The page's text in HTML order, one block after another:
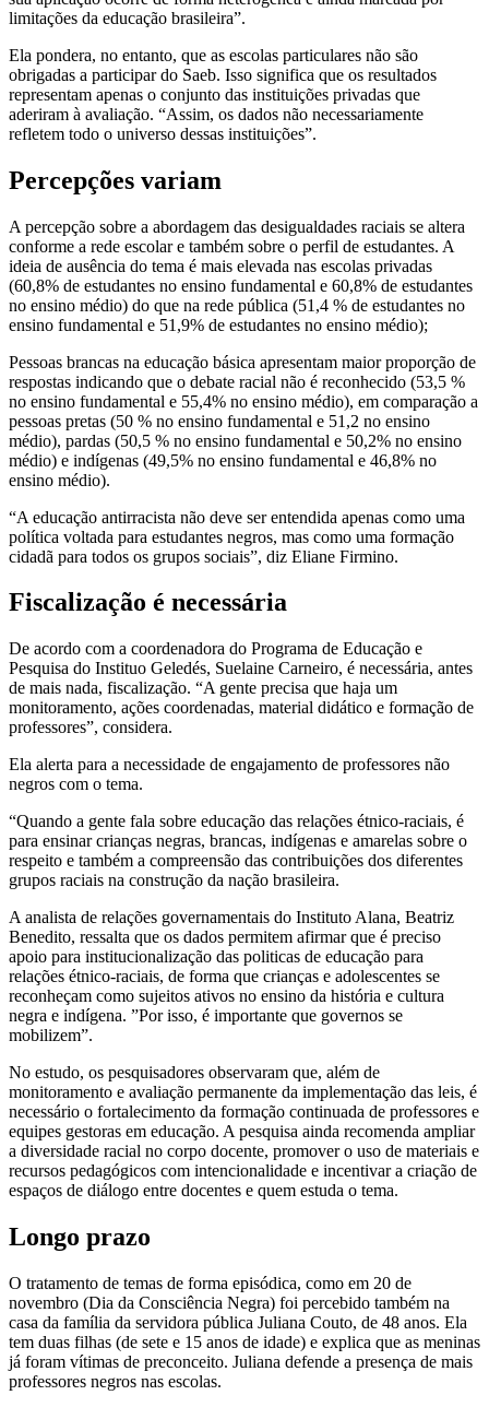
limitações da educação brasileira”.
Ela pondera, no entanto, que as escolas particulares não são
obrigadas a participar do Saeb. Isso significa que os resultados
representam apenas o conjunto das instituições privadas que
aderiram à avaliação. “Assim, os dados não necessariamente
refletem todo o universo dessas instituições”.
Percepções variam
A percepção sobre a abordagem das desigualdades raciais se altera
conforme a rede escolar e também sobre o perfil de estudantes. A
ideia de ausência do tema é mais elevada nas escolas privadas
(60,8% de estudantes no ensino fundamental e 60,8% de estudantes
no ensino médio) do que na rede pública (51,4 % de estudantes no
ensino fundamental e 51,9% de estudantes no ensino médio);
Pessoas brancas na educação básica apresentam maior proporção de
respostas indicando que o debate racial não é reconhecido (53,5 %
no ensino fundamental e 55,4% no ensino médio), em comparação a
pessoas pretas (50 % no ensino fundamental e 51,2 no ensino
médio), pardas (50,5 % no ensino fundamental e 50,2% no ensino
médio) e indígenas (49,5% no ensino fundamental e 46,8% no
ensino médio).
“A educação antirracista não deve ser entendida apenas como uma
política voltada para estudantes negros, mas como uma formação
cidadã para todos os grupos sociais”, diz Eliane Firmino.
Fiscalização é necessária
De acordo com a coordenadora do Programa de Educação e
Pesquisa do Instituo Geledés, Suelaine Carneiro, é necessária, antes
de mais nada, fiscalização. “A gente precisa que haja um
monitoramento, ações coordenadas, material didático e formação de
professores”, considera.
Ela alerta para a necessidade de engajamento de professores não
negros com o tema.
“Quando a gente fala sobre educação das relações étnico-raciais, é
para ensinar crianças negras, brancas, indígenas e amarelas sobre o
respeito e também a compreensão das contribuições dos diferentes
grupos raciais na construção da nação brasileira.
A analista de relações governamentais do Instituto Alana, Beatriz
Benedito, ressalta que os dados permitem afirmar que é preciso
apoio para institucionalização das politicas de educação para
relações étnico-raciais, de forma que crianças e adolescentes se
reconheçam como sujeitos ativos no ensino da história e cultura
negra e indígena. ”Por isso, é importante que governos se
mobilizem”.
No estudo, os pesquisadores observaram que, além de
monitoramento e avaliação permanente da implementação das leis, é
necessário o fortalecimento da formação continuada de professores e
equipes gestoras em educação. A pesquisa ainda recomenda ampliar
a diversidade racial no corpo docente, promover o uso de materiais e
recursos pedagógicos com intencionalidade e incentivar a criação de
espaços de diálogo entre docentes e quem estuda o tema.
Longo prazo
O tratamento de temas de forma episódica, como em 20 de
novembro (Dia da Consciência Negra) foi percebido também na
casa da família da servidora pública Juliana Couto, de 48 anos. Ela
tem duas filhas (de sete e 15 anos de idade) e explica que as meninas
já foram vítimas de preconceito. Juliana defende a presença de mais
professores negros nas escolas.